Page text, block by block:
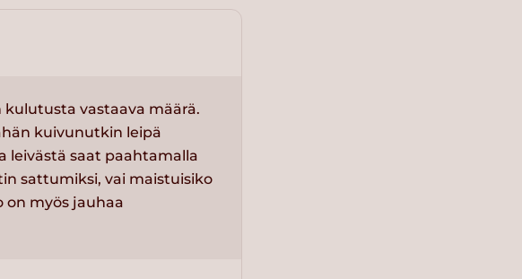
kulutusta vastaava määrä.
kuivunutkin leipä
leivästä saat paahtamalla
sattumiksi, vai maistuisiko
on myös jauhaa